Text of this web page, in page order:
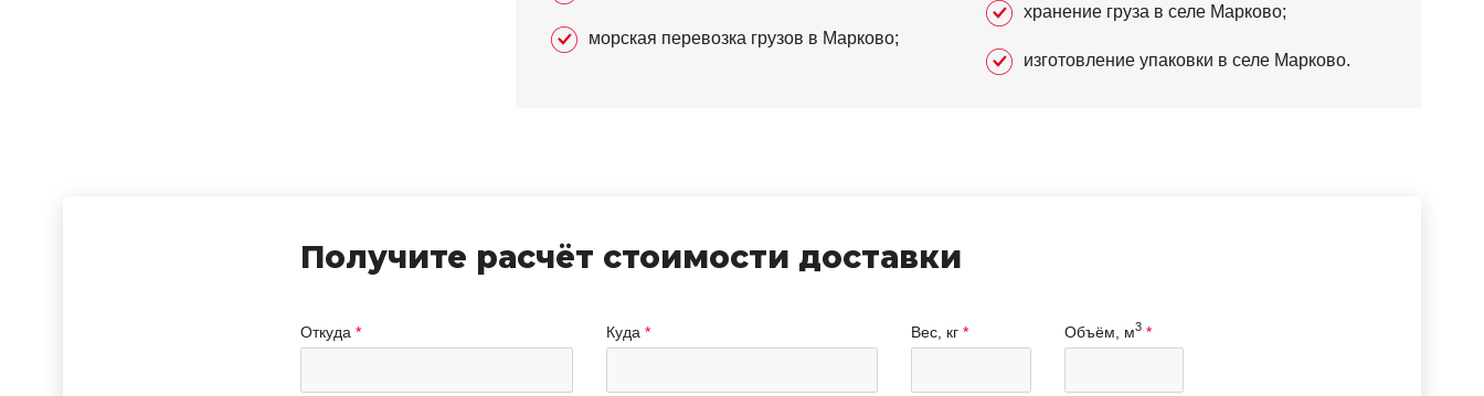
морская перевозка грузов в Марково;
хранение груза в селе Марково;
изготовление упаковки в селе Марково.
Получите расчёт стоимости доставки
Откуда Куда Вес, кг Объём, м3